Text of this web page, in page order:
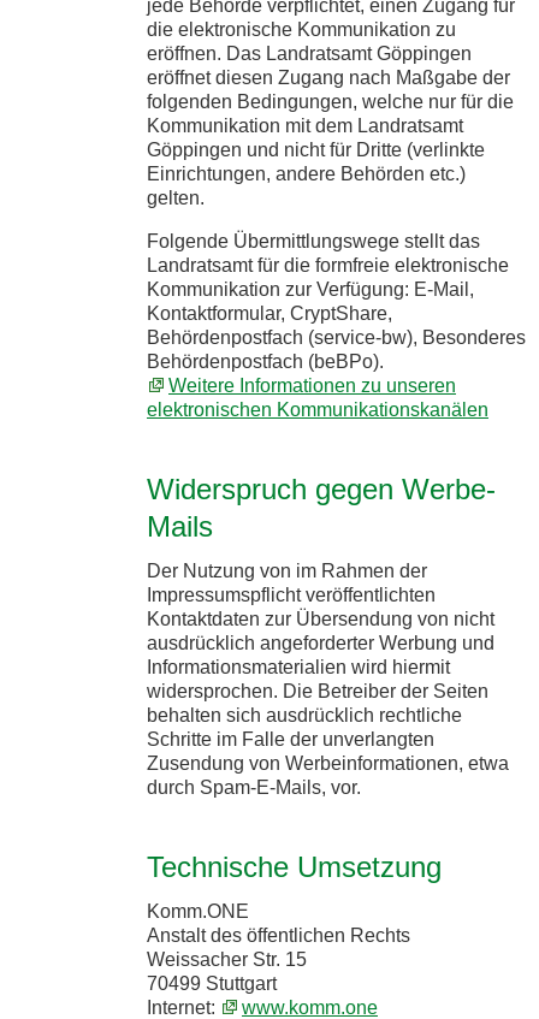
jede Behörde verpflichtet, einen Zugang für
die elektronische Kommunikation zu
eröffnen. Das Landratsamt Göppingen
eröffnet diesen Zugang nach Maßgabe der
folgenden Bedingungen, welche nur für die
Kommunikation mit dem Landratsamt
Göppingen und nicht für Dritte (verlinkte
Einrichtungen, andere Behörden etc.)
gelten.
Folgende Übermittlungswege stellt das
Landratsamt für die formfreie elektronische
Kommunikation zur Verfügung: E-Mail,
Kontaktformular, CryptShare,
Behördenpostfach (service-bw), Besonderes
Behördenpostfach (beBPo).
Weitere Informationen zu unseren
elektronischen Kommunikationskanälen
Widerspruch gegen Werbe-
Mails
Der Nutzung von im Rahmen der
Impressumspflicht veröffentlichten
Kontaktdaten zur Übersendung von nicht
ausdrücklich angeforderter Werbung und
Informationsmaterialien wird hiermit
widersprochen. Die Betreiber der Seiten
behalten sich ausdrücklich rechtliche
Schritte im Falle der unverlangten
Zusendung von Werbeinformationen, etwa
durch Spam-E-Mails, vor.
Technische Umsetzung
Komm.ONE
Anstalt des öffentlichen Rechts
Weissacher Str. 15
70499 Stuttgart
Internet:
www.komm.one